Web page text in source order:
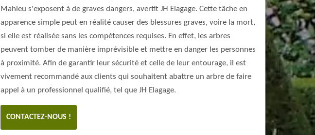
Mahieu s'exposent à de graves dangers, avertit JH Elagage. Cette tâche en
apparence simple peut en réalité causer des blessures graves, voire la mort,
si elle est réalisée sans les compétences requises. En effet, les arbres
peuvent tomber de manière imprévisible et mettre en danger les personnes
à proximité. Afin de garantir leur sécurité et celle de leur entourage, il est
vivement recommandé aux clients qui souhaitent abattre un arbre de faire
appel à un professionnel qualifié, tel que JH Elagage.
CONTACTEZ-NOUS !